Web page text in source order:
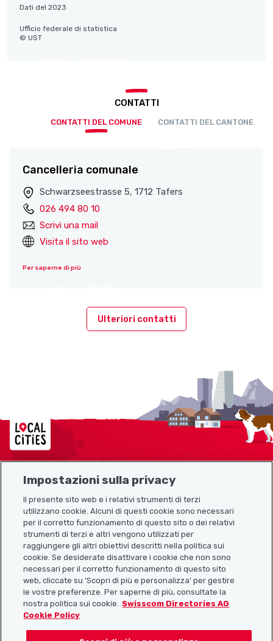
Dati del 2023
Ufficio federale di statistica
© UST
CONTATTI
CONTATTI DEL COMUNE CONTATTI DEL CANTONE
Cancelleria comunale
Schwarzseestrasse 5, 1712 Tafers
026 494 80 10
Scrivi una mail
Visita il sito web
Per saperne di più
Ulteriori contatti
Localcities
Link utili
Scarica l’app Localcities
Seguiteci su:
Impostazioni sulla privacy
Il presente sito web e i relativi strumenti di terzi
utilizzano cookie. Alcuni di questi cookie sono necessari
per il corretto funzionamento di questo sito o dei relativi
strumenti di terzi e altri vengono utilizzati per
raggiungere gli altri obiettivi descritti nella politica sui
cookie. Se desiderate disattivare i cookie che non sono
necessari per il corretto funzionamento di questo sito
web, cliccate su 'Scopri di più e personalizza' per gestire
le vostre preferenze. Per saperne di più, consultate la
nostra politica sui cookie.
Swisscom Directories AG
Cookie Policy